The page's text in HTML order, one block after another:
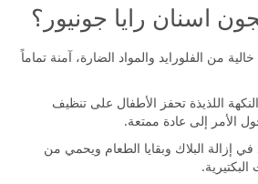
اسنان رايا جونيور؟
من الفلورايد والمواد الضارة، آمنة تماماً
اللذيذة تحفز الأطفال على تنظيف
الأمر إلى عادة ممتعة.
إزالة البلاك وبقايا الطعام ويحمي من